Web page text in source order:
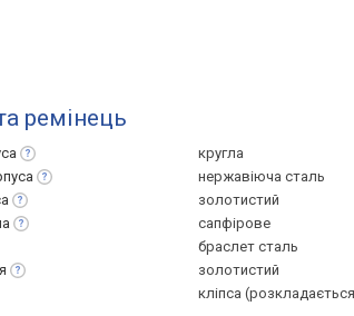
ремінець
кругла
нержавіюча сталь
золотистий
сапфірове
браслет сталь
золотистий
кліпса